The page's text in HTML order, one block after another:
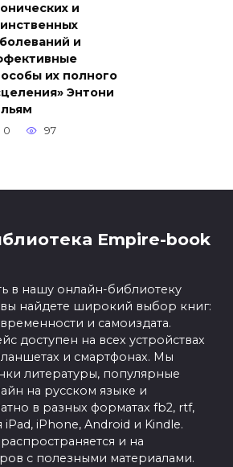
и
и
их полного
Энтони
0 97
Empire-book
в нашу онлайн-библиотеку
найдете широкий выбор книг:
и самоиздата.
доступен на всех устройствах
и смартфонах. Мы
литературы, популярные
на русском языке и
в разных форматах fb2, rtf,
iPhone, Android и Kindle.
и на
с полезными материалами.